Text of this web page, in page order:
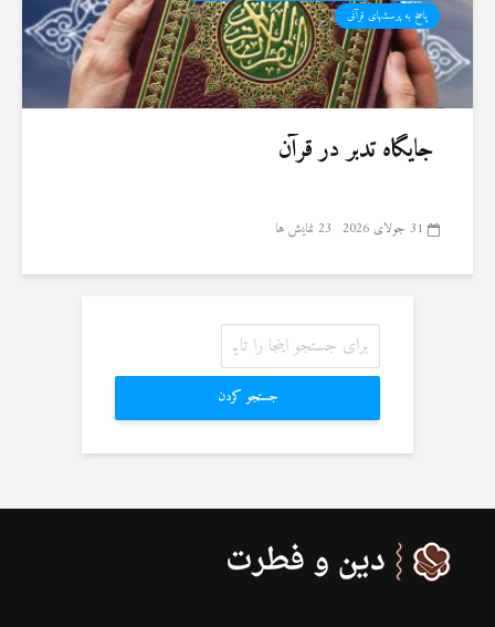
پاسخ به پرسشهای قرآنی
جایگاه تدبر در قرآن
31 جولای 2026 23 نمایش ها
جستجو کردن